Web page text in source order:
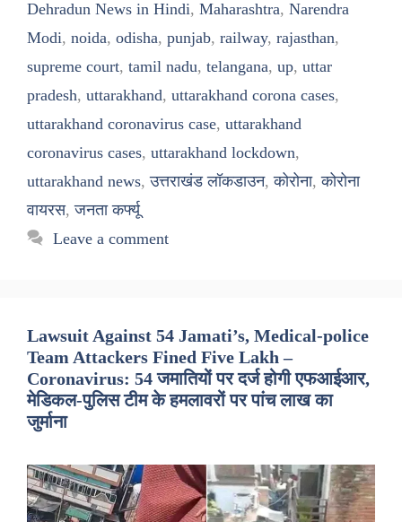
Dehradun News in Hindi, Maharashtra, Narendra
Modi, noida, odisha, punjab, railway, rajasthan,
supreme court, tamil nadu, telangana, up, uttar
pradesh, uttarakhand, uttarakhand corona cases,
uttarakhand coronavirus case, uttarakhand
coronavirus cases, uttarakhand lockdown,
uttarakhand news,उत्तराखंड लॉकडाउन,कोरोना,कोरोना
वायरस,जनता कर्फ्यू
Leave a comment
Lawsuit Against 54 Jamati’s, Medical-police
Team Attackers Fined Five Lakh –
Coronavirus: 54 जमातियों पर दर्ज होगी एफआईआर,
मेडिकल-पुलिस टीम के हमलावरों पर पांच लाख का
जुर्माना